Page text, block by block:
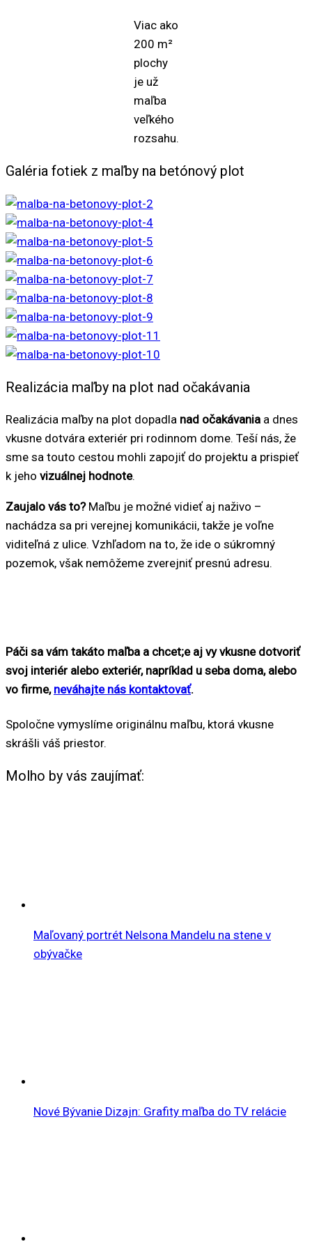
Viac ako
200 m²
plochy
je už
maľba
veľkého
rozsahu.
Galéria fotiek z maľby na betónový plot
Realizácia maľby na plot nad očakávania
Realizácia maľby na plot dopadla nad očakávania a dnes
vkusne dotvára exteriér pri rodinnom dome. Teší nás, že
sme sa touto cestou mohli zapojiť do projektu a prispieť
k jeho vizuálnej hodnote.
Zaujalo vás to?Maľbu je možné vidieť aj naživo –
nachádza sa pri verejnej komunikácii, takže je voľne
viditeľná z ulice. Vzhľadom na to, že ide o súkromný
pozemok, však nemôžeme zverejniť presnú adresu.
Páči sa vám takáto maľba a chcet;e aj vy vkusne dotvoriť
svoj interiér alebo exteriér, napríklad u seba doma, alebo
vo firme, neváhajte nás kontaktovať.
Spoločne vymyslíme originálnu maľbu, ktorá vkusne
skrášli váš priestor.
Molho by vás zaujímať:
Maľovaný portrét Nelsona Mandelu na stene v
obývačke
Nové Bývanie Dizajn: Grafity maľba do TV relácie